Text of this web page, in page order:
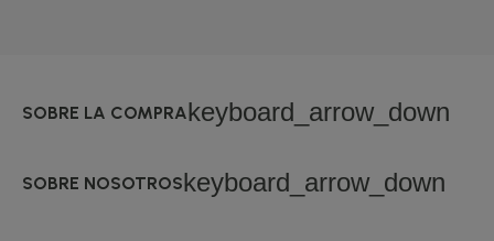
SOBRE LA COMPRAkeyboard_arrow_down
SOBRE NOSOTROSkeyboard_arrow_down